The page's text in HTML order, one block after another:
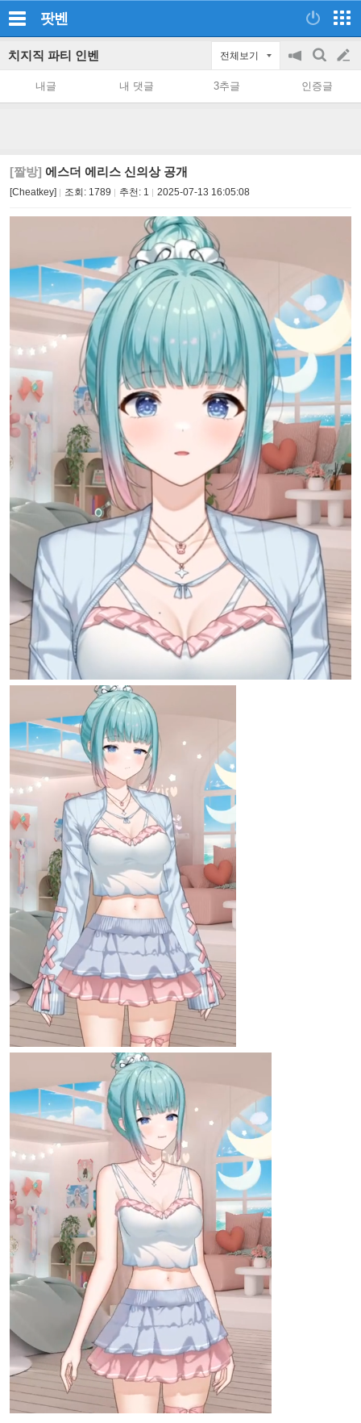
팟벤
치지직 파티 인벤 전체보기
공
on/off
검
색
글
쓰
내글 내 댓글 3추글 인증글
[짤방] 에스더 에리스 신의상 공개
[Cheatkey] 조회: 1789 추천: 1 2025-07-13 16:05:08